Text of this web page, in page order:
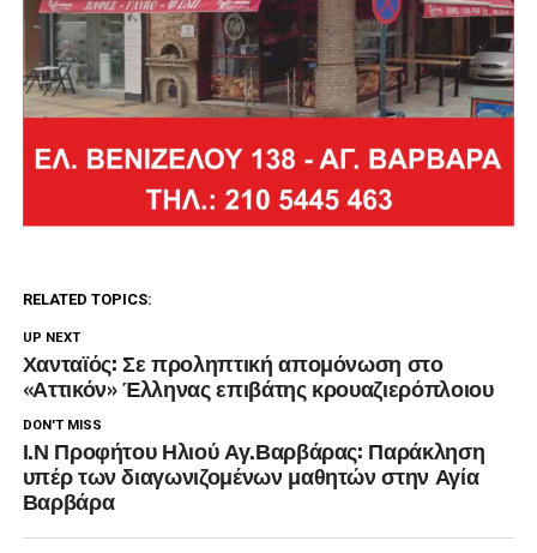
RELATED TOPICS:
UP NEXT
Χανταϊός: Σε προληπτική απομόνωση στο
«Αττικόν» Έλληνας επιβάτης κρουαζιερόπλοιου
DON'T MISS
Ι.Ν Προφήτου Ηλιού Αγ.Βαρβάρας: Παράκληση
υπέρ των διαγωνιζομένων μαθητών στην Αγία
Βαρβάρα